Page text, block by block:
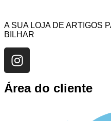
A SUA LOJA DE ARTIGOS
BILHAR
Área do cliente